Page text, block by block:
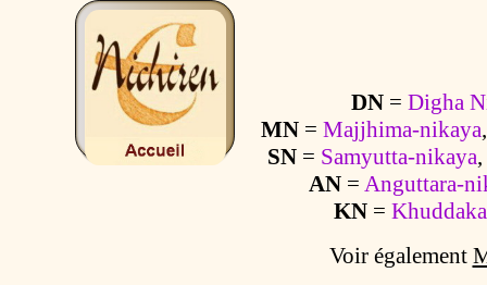
DN= Digha
MN= Majjhima-nikaya
SN= Samyutta-nikaya
AN = Anguttara-
KN =
Voir également